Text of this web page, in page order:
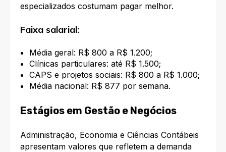
especializados costumam pagar melhor.
Faixa salarial:
Média geral: R$ 800 a R$ 1.200;
Clínicas particulares: até R$ 1.500;
CAPS e projetos sociais: R$ 800 a R$ 1.000;
Média nacional: R$ 877 por semana.
Estágios em Gestão e Negócios
Administração, Economia e Ciências Contábeis
apresentam valores que refletem a demanda